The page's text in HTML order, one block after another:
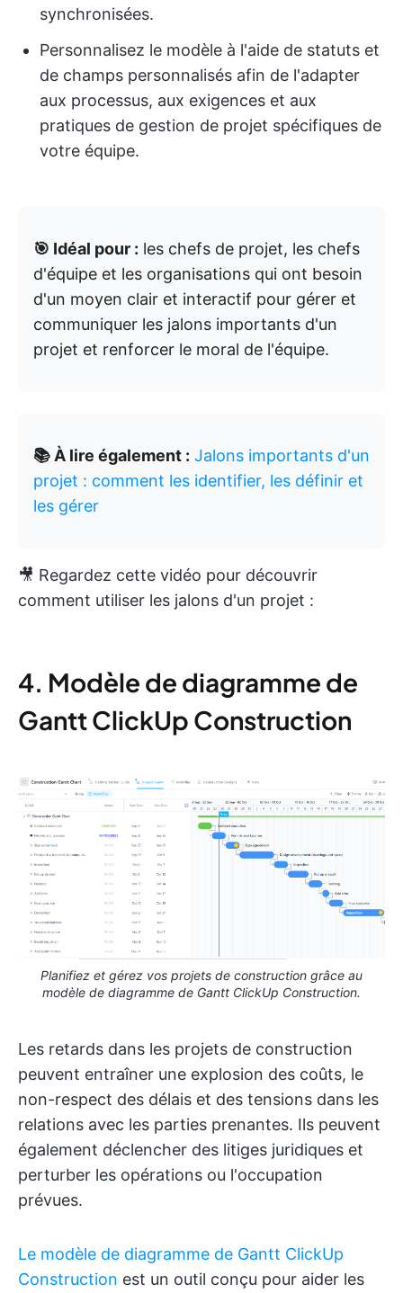
synchronisées.
Personnalisez le modèle à l'aide de statuts et
de champs personnalisés afin de l'adapter
aux processus, aux exigences et aux
pratiques de gestion de projet spécifiques de
votre équipe.
🎯 Idéal pour : les chefs de projet, les chefs
d'équipe et les organisations qui ont besoin
d'un moyen clair et interactif pour gérer et
communiquer les jalons importants d'un
projet et renforcer le moral de l'équipe.
📚 À lire également : Jalons importants d'un
projet : comment les identifier, les définir et
les gérer
🎥 Regardez cette vidéo pour découvrir
comment utiliser les jalons d'un projet :
4. Modèle de diagramme de
Gantt ClickUp Construction
Planifiez et gérez vos projets de construction grâce au
modèle de diagramme de Gantt ClickUp Construction.
Les retards dans les projets de construction
peuvent entraîner une explosion des coûts, le
non-respect des délais et des tensions dans les
relations avec les parties prenantes. Ils peuvent
également déclencher des litiges juridiques et
perturber les opérations ou l'occupation
prévues.
Le modèle de diagramme de Gantt ClickUp
Construction est un outil conçu pour aider les